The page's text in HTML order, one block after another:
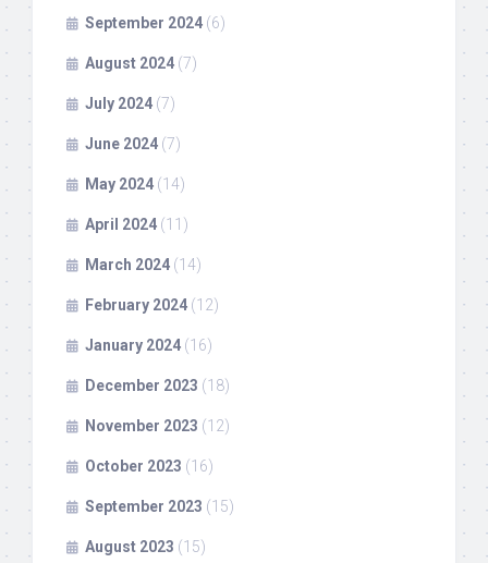
September 2024 (6)
August 2024 (7)
July 2024 (7)
June 2024 (7)
May 2024 (14)
April 2024 (11)
March 2024 (14)
February 2024 (12)
January 2024 (16)
December 2023 (18)
November 2023 (12)
October 2023 (16)
September 2023 (15)
August 2023 (15)